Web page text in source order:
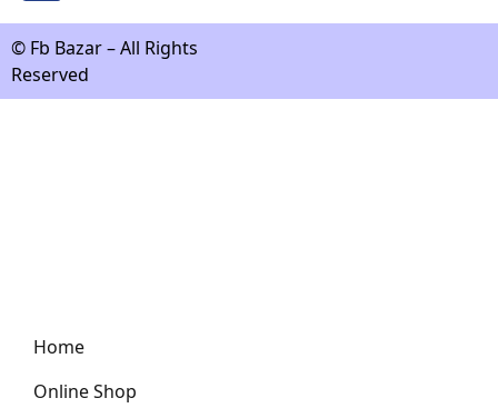
© Fb Bazar – All Rights
Reserved
Home
Online Shop